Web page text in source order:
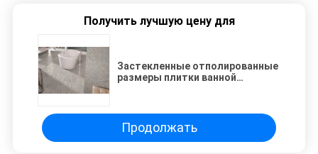
Получить лучшую цену для
Застекленные отполированные
размеры плитки ванной
Продолжать